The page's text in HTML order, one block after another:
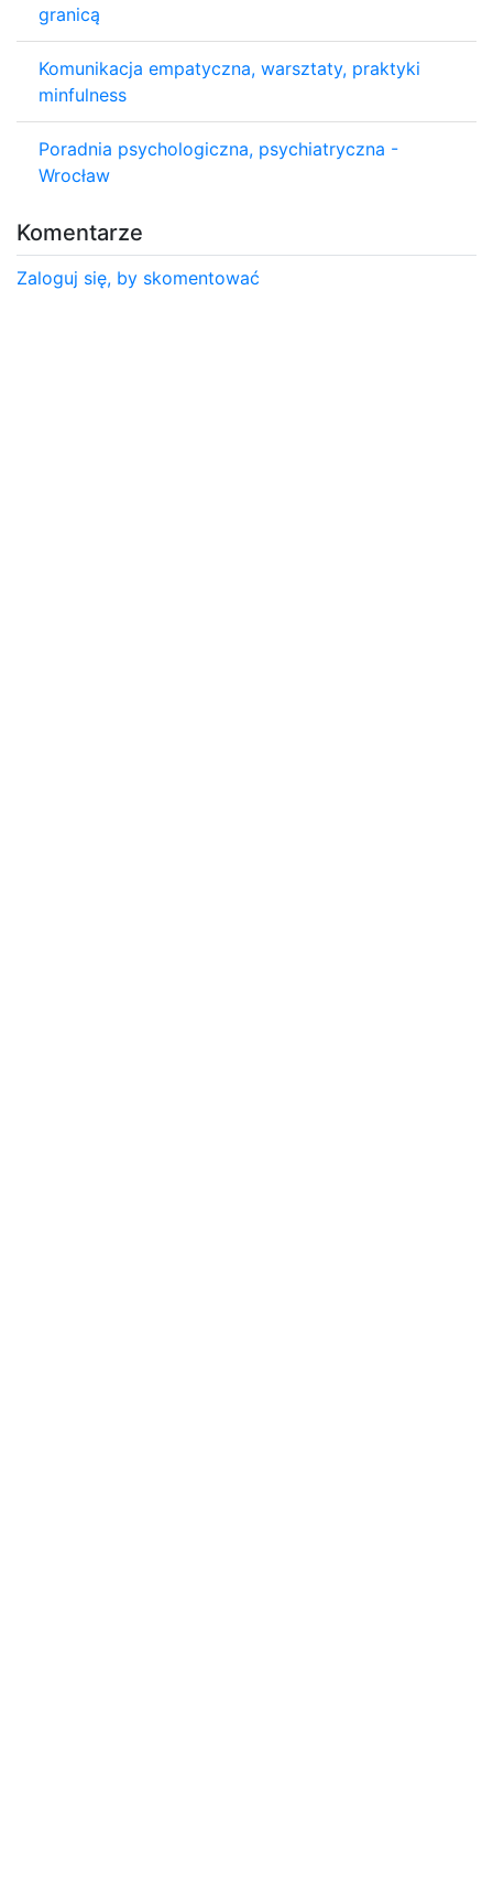
granicą
Komunikacja empatyczna, warsztaty, praktyki
minfulness
Poradnia psychologiczna, psychiatryczna -
Wrocław
Komentarze
Zaloguj się, by skomentować